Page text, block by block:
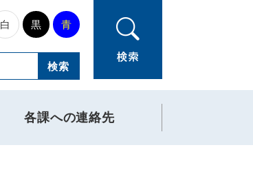
白 黒 青
各課への連絡先